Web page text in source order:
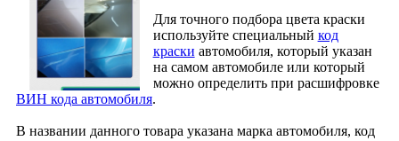
Для точного подбора цвета краски
используйте специальный код
краски автомобиля, который указан
на самом автомобиле или который
можно определить при расшифровке
ВИН кода автомобиля.
В названии данного товара указана марка автомобиля, код